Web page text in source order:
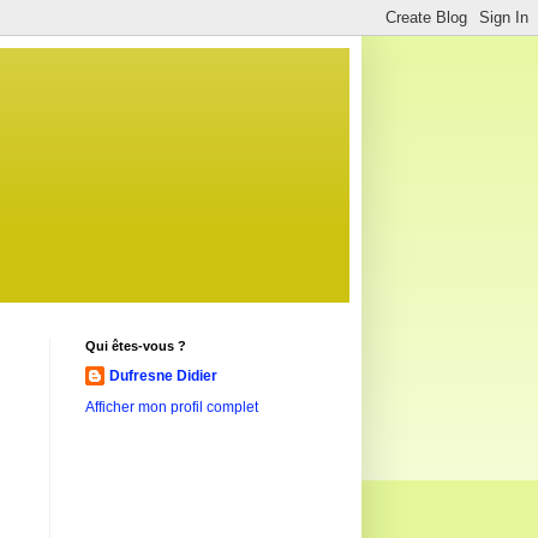
Qui êtes-vous ?
Dufresne Didier
Afficher mon profil complet